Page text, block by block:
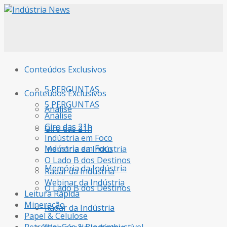
Conteúdos Exclusivos
5 PERGUNTAS
Análise
Giro das 21h
Indústria em Foco
Memória da Indústria
O Lado B dos Destinos
Radar da Indústria
Conteúdos Exclusivos
5 PERGUNTAS
Análise
Giro das 21h
Indústria em Foco
Memória da Indústria
O Lado B dos Destinos
Radar da Indústria
Webinar da Indústria
Leitura Rápida
Mineração
Papel & Celulose